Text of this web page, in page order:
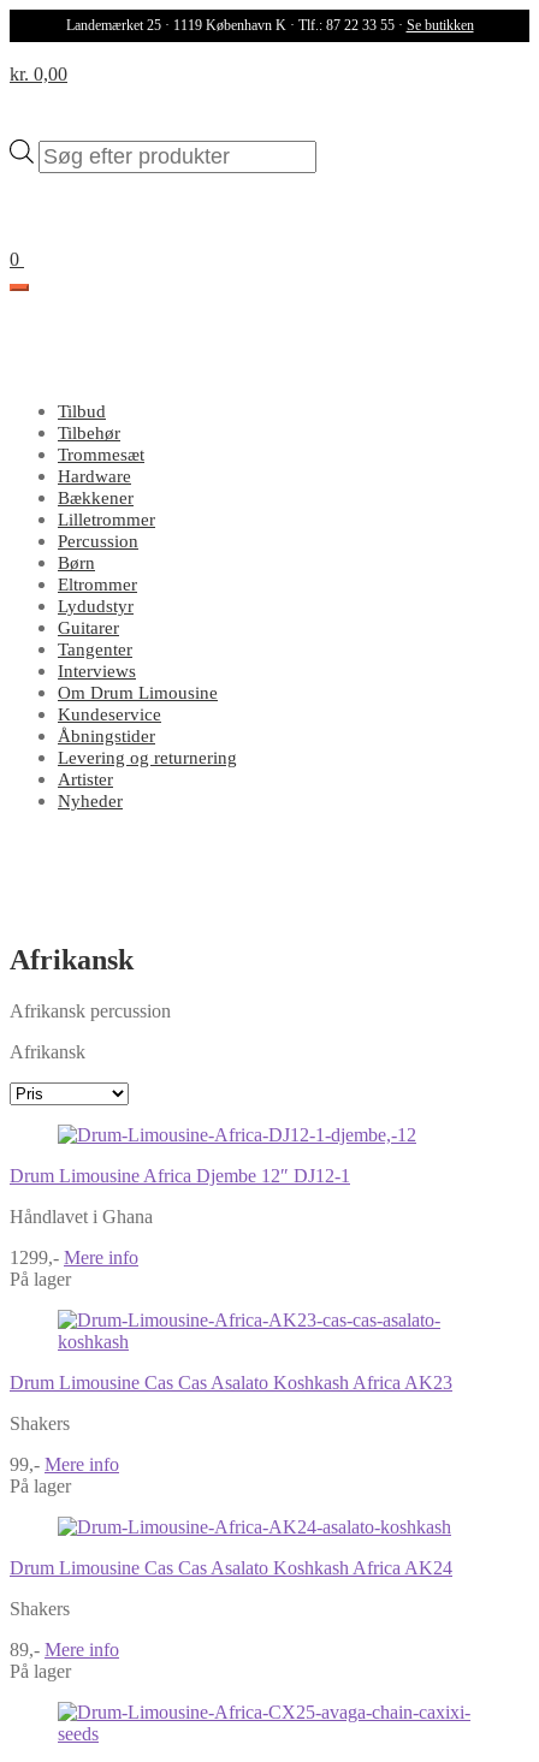
Landemærket 25 · 1119 København K · Tlf.: 87 22 33 55 · Se butikken
Products
search
kr. 0,00
0
Tilbud
Tilbehør
Trommesæt
Hardware
Bækkener
Lilletrommer
Percussion
Børn
Eltrommer
Lydudstyr
Guitarer
Tangenter
Interviews
Om Drum Limousine
Kundeservice
Åbningstider
Levering og returnering
Artister
Nyheder
Afrikansk
Afrikansk percussion
Afrikansk
Drum Limousine Africa Djembe 12″ DJ12-1
Håndlavet i Ghana
1299,- Mere info
På lager
Drum Limousine Cas Cas Asalato Koshkash Africa AK23
Shakers
99,- Mere info
På lager
Drum Limousine Cas Cas Asalato Koshkash Africa AK24
Shakers
89,- Mere info
På lager